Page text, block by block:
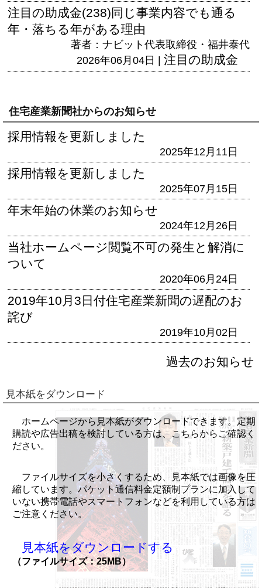
注目の助成金(238)同じ事業内容でも通る
年・落ちる年がある理由
著者：ナビット代表取締役・福井泰代
2026年06月04日 | 注目の助成金
住宅産業新聞社からのお知らせ
採用情報を更新しました
2025年12月11日
採用情報を更新しました
2025年07月15日
年末年始の休業のお知らせ
2024年12月26日
当社ホームページ閲覧不可の発生と解消に
ついて
2020年06月24日
2019年10月3日付住宅産業新聞の遅配のお
詫び
2019年10月02日
過去のお知らせ
見本紙をダウンロード
ホームページから見本紙がダウンロードできます。定期
購読や広告出稿を検討している方は、こちらからご確認く
ださい。
ファイルサイズを小さくするため、見本紙では画像を圧
縮しています。パケット通信料金定額制プランに加入して
いない携帯電話やスマートフォンなどを利用している方は
ご注意ください。
見本紙をダウンロードする
（ファイルサイズ：25MB）